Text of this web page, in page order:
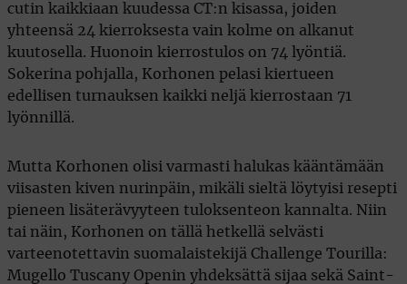
cutin kaikkiaan kuudessa CT:n kisassa, joiden
yhteensä 24 kierroksesta vain kolme on alkanut
kuutosella. Huonoin kierrostulos on 74 lyöntiä.
Sokerina pohjalla, Korhonen pelasi kiertueen
edellisen turnauksen kaikki neljä kierrostaan 71
lyönnillä.
Mutta Korhonen olisi varmasti halukas kääntämään
viisasten kiven nurinpäin, mikäli sieltä löytyisi resepti
pieneen lisäterävyyteen tuloksenteon kannalta. Niin
tai näin, Korhonen on tällä hetkellä selvästi
varteenotettavin suomalaistekijä Challenge Tourilla:
Mugello Tuscany Openin yhdeksättä sijaa sekä Saint-